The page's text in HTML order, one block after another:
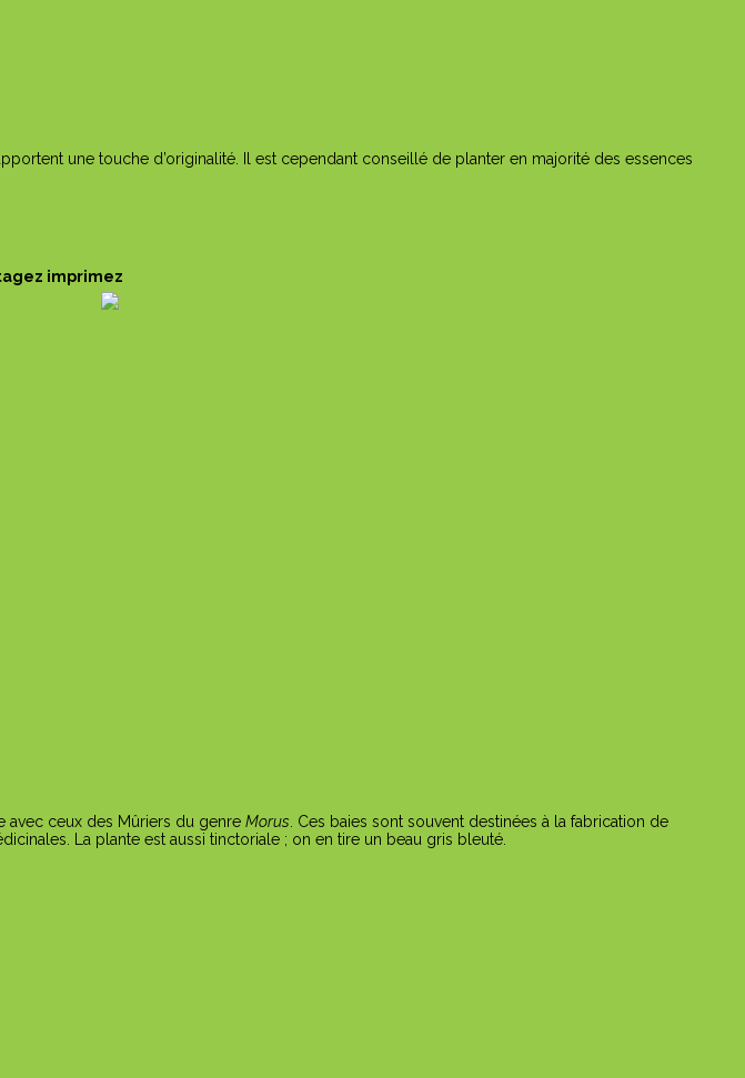
une touche d’originalité. Il est cependant conseillé de planter en majorité des essences
imprimez
ceux des Mûriers du genre Morus. Ces baies sont souvent destinées à la fabrication de
La plante est aussi tinctoriale ; on en tire un beau gris bleuté.